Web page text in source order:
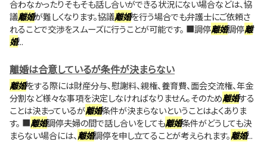
合わなかったりそもそも話し合いができる状況にない場合などは、協
議離婚が難しくなります。協議離婚を行う場合でも弁護士にご依頼さ
れることで交渉をスムーズに行うことが可能です。 ■調停離婚調停離
婚...
離婚は合意しているが条件が決まらない
離婚をする際には財産分与、慰謝料、親権、養育費、面会交流権、年金
分割など様々な事項を決定しなければなりません。そのため離婚する
ことは決まっているが離婚条件が決まらないということはよくありま
す。 ■離婚調停夫婦の間で話し合いをしても離婚条件がどうしても決
まらない場合には、離婚調停を申し立てることが考えられます。離婚...